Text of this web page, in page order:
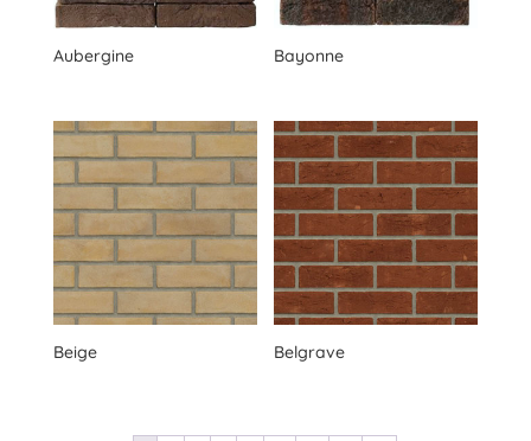
Aubergine Bayonne
Beige Belgrave